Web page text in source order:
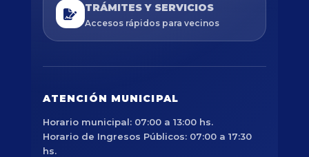
TRÁMITES Y SERVICIOS
Accesos rápidos para vecinos
ATENCIÓN MUNICIPAL
Horario municipal: 07:00 a 13:00 hs.
Horario de Ingresos Públicos: 07:00 a 17:30
hs.